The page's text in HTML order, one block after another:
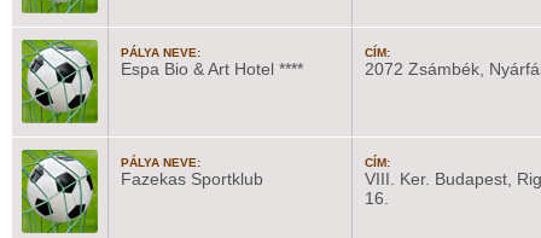
PÁLYA NEVE:
Espa Bio & Art Hotel ****
CÍM:
2072 Zsámbék,
PÁLYA NEVE:
Fazekas Sportklub
CÍM:
VIII. Ker. Budapest,
16.